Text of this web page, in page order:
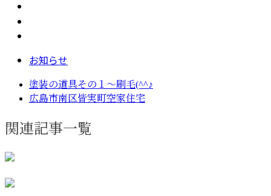
お知らせ
塗装の道具その１～刷毛(^^♪
広島市南区皆実町空家住宅
関連記事一覧